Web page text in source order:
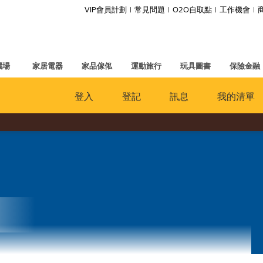
VIP會員計劃 常見問題 O2O自取點 工作機會
場 家居電器 家品傢俬 運動旅行 玩具圖書 保險金融
登入 登記 訊息 我的清單